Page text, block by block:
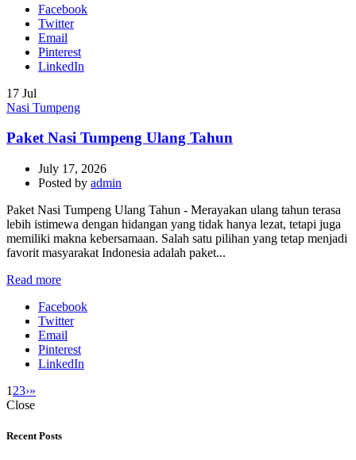
Facebook
Twitter
Email
Pinterest
LinkedIn
17 Jul
Nasi Tumpeng
Paket Nasi Tumpeng Ulang Tahun
July 17, 2026
Posted by admin
Paket Nasi Tumpeng Ulang Tahun - Merayakan ulang tahun terasa
lebih istimewa dengan hidangan yang tidak hanya lezat, tetapi juga
memiliki makna kebersamaan. Salah satu pilihan yang tetap menjadi
favorit masyarakat Indonesia adalah paket...
Read more
Facebook
Twitter
Email
Pinterest
LinkedIn
1 23›»
Close
Recent Posts